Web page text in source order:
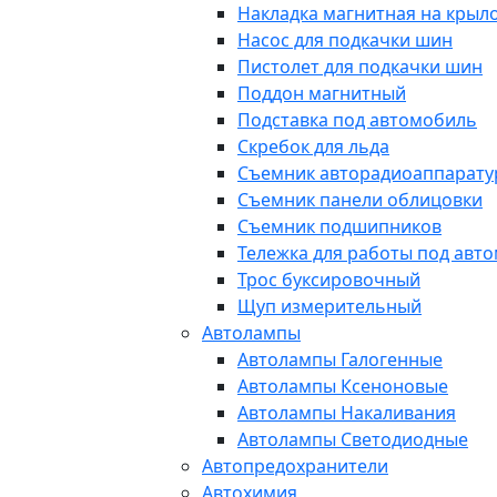
Накладка магнитная на
Насос для подкачки шин
Пистолет для подкачки шин
Поддон магнитный
Подставка под автомобиль
Скребок для льда
Съемник
Съемник панели облицовки
Съемник подшипников
Тележка для работы под
Трос буксировочный
Щуп измерительный
Автолампы
Автолампы Галогенные
Автолампы Ксеноновые
Автолампы Накаливания
Автолампы Светодиодные
Автопредохранители